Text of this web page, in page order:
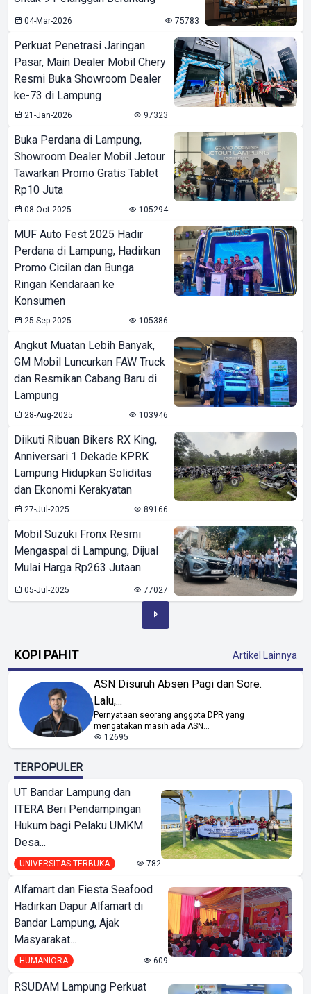
04-Mar-2026 75783
Perkuat Penetrasi Jaringan
Pasar, Main Dealer Mobil Chery
Resmi Buka Showroom Dealer
ke-73 di Lampung
21-Jan-2026 97323
Buka Perdana di Lampung,
Showroom Dealer Mobil Jetour
Tawarkan Promo Gratis Tablet
Rp10 Juta
08-Oct-2025 105294
MUF Auto Fest 2025 Hadir
Perdana di Lampung, Hadirkan
Promo Cicilan dan Bunga
Ringan Kendaraan ke
Konsumen
25-Sep-2025 105386
Angkut Muatan Lebih Banyak,
GM Mobil Luncurkan FAW Truck
dan Resmikan Cabang Baru di
Lampung
28-Aug-2025 103946
Diikuti Ribuan Bikers RX King,
Anniversari 1 Dekade KPRK
Lampung Hidupkan Soliditas
dan Ekonomi Kerakyatan
27-Jul-2025 89166
Mobil Suzuki Fronx Resmi
Mengaspal di Lampung, Dijual
Mulai Harga Rp263 Jutaan
05-Jul-2025 77027
KOPI PAHIT Artikel Lainnya
ASN Disuruh Absen Pagi dan Sore.
Lalu,...
Pernyataan seorang anggota DPR yang
mengatakan masih ada ASN...
12695
TERPOPULER
UT Bandar Lampung dan
ITERA Beri Pendampingan
Hukum bagi Pelaku UMKM
Desa...
UNIVERSITAS TERBUKA 782
Alfamart dan Fiesta Seafood
Hadirkan Dapur Alfamart di
Bandar Lampung, Ajak
Masyarakat...
HUMANIORA 609
RSUDAM Lampung Perkuat